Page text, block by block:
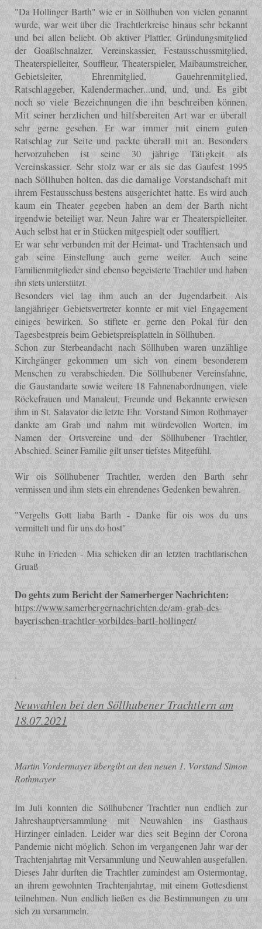
"Da Hollinger Barth" wie er in Söllhuben von vielen genannt
wurde, war weit über die Trachtlerkreise hinaus sehr bekannt
und bei allen beliebt. Ob aktiver Plattler, Gründungsmitglied
der Goaßlschnalzer, Vereinskassier, Festausschussmitglied,
Theaterspielleiter, Souffleur, Theaterspieler, Maibaumstreicher,
Gebietsleiter, Ehrenmitglied, Gauehrenmitglied,
Ratschlaggeber, Kalendermacher...und, und, und. Es gibt
noch so viele Bezeichnungen die ihn beschreiben können.
Mit seiner herzlichen und hilfsbereiten Art war er überall
sehr gerne gesehen. Er war immer mit einem guten
Ratschlag zur Seite und packte überall mit an. Besonders
hervorzuheben ist seine 30 jährige Tätigkeit als
Vereinskassier. Sehr stolz war er als sie das Gaufest 1995
nach Söllhuben holten, das die damalige Vorstandschaft mit
ihrem Festausschuss bestens ausgerichtet hatte. Es wird auch
kaum ein Theater gegeben haben an dem der Barth nicht
irgendwie beteiligt war. Neun Jahre war er Theaterspielleiter.
Auch selbst hat er in Stücken mitgespielt oder souffliert.
Er war sehr verbunden mit der Heimat- und Trachtensach und
gab seine Einstellung auch gerne weiter. Auch seine
Familienmitglieder sind ebenso begeisterte Trachtler und haben
ihn stets unterstützt.
Besonders viel lag ihm auch an der Jugendarbeit. Als
langjähriger Gebietsvertreter konnte er mit viel Engagement
einiges bewirken. So stiftete er gerne den Pokal für den
Tagesbestpreis beim Gebietspreisplatteln in Söllhuben.
Schon zur Sterbeandacht nach Söllhuben waren unzählige
Kirchgänger gekommen um sich von einem besonderem
Menschen zu verabschieden. Die Söllhubener Vereinsfahne,
die Gaustandarte sowie weitere 18 Fahnenabordnungen, viele
Röckefrauen und Manaleut, Freunde und Bekannte erwiesen
ihm in St. Salavator die letzte Ehr. Vorstand Simon Rothmayer
dankte am Grab und nahm mit würdevollen Worten, im
Namen der Ortsvereine und der Söllhubener Trachtler,
Abschied. Seiner Familie gilt unser tiefstes Mitgefühl.
Wir ois Söllhubener Trachtler, werden den Barth sehr
vermissen und ihm stets ein ehrendenes Gedenken bewahren.
"Vergelts Gott liaba Barth - Danke für ois wos du uns
vermittelt und für uns do host"
Ruhe in Frieden - Mia schicken dir an letzten trachtlarischen
Gruaß
Do gehts zum Bericht der Samerberger Nachrichten:
https://www.samerbergernachrichten.de/am-grab-des-
bayerischen-trachtler-vorbildes-bartl-hollinger/
.
Neuwahlen bei den Söllhubener Trachtlern am
18.07.2021
Martin Vordermayer übergibt an den neuen 1. Vorstand Simon
Rothmayer
Im Juli konnten die Söllhubener Trachtler nun endlich zur
Jahreshauptversammlung mit Neuwahlen ins Gasthaus
Hirzinger einladen. Leider war dies seit Beginn der Corona
Pandemie nicht möglich. Schon im vergangenen Jahr war der
Trachtenjahrtag mit Versammlung und Neuwahlen ausgefallen.
Dieses Jahr durften die Trachtler zumindest am Ostermontag,
an ihrem gewohnten Trachtenjahrtag, mit einem Gottesdienst
teilnehmen. Nun endlich ließen es die Bestimmungen zu um
sich zu versammeln.